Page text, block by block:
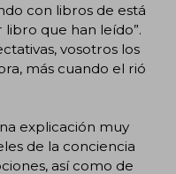
con libros de está
que han leído”.
vosotros los
más cuando el rió
explicación muy
de la conciencia
así como de